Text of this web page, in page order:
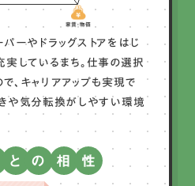
ーやドラッグストアをはじ
しているまち。仕事の選択
、キャリアアップも実現で
や気分転換がしやすい環境
と の 相 性